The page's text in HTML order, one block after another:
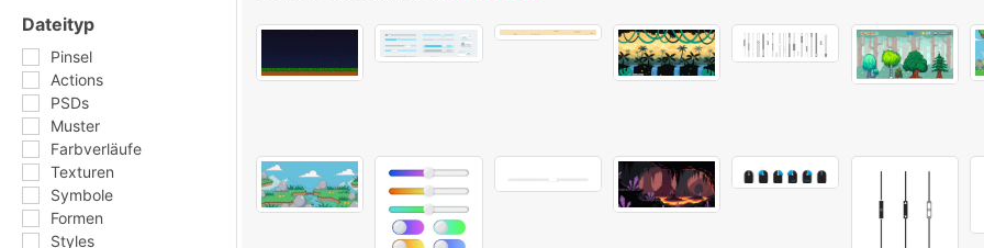
Dateityp
Pinsel
Actions
PSDs
Muster
Farbverläufe
Texturen
Symbole
Formen
Styles